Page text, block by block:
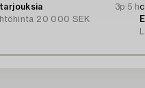
tarjouksia
3p 5 h
20 000 SEK